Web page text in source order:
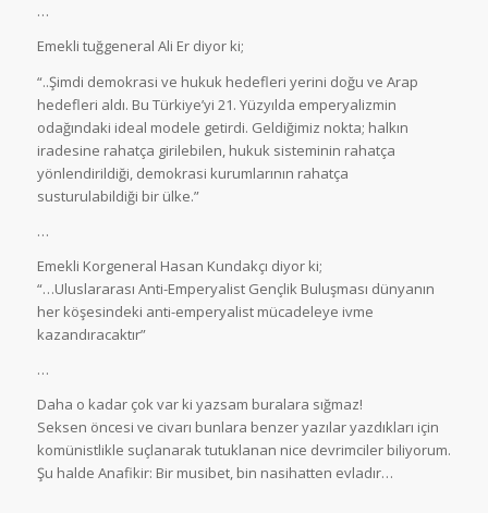
…
Emekli tuğgeneral Ali Er diyor ki;
“..Şimdi demokrasi ve hukuk hedefleri yerini doğu ve Arap
hedefleri aldı. Bu Türkiye’yi 21. Yüzyılda emperyalizmin
odağındaki ideal modele getirdi. Geldiğimiz nokta; halkın
iradesine rahatça girilebilen, hukuk sisteminin rahatça
yönlendirildiği, demokrasi kurumlarının rahatça
susturulabildiği bir ülke.”
…
Emekli Korgeneral Hasan Kundakçı diyor ki;
“…Uluslararası Anti-Emperyalist Gençlik Buluşması dünyanın
her köşesindeki anti-emperyalist mücadeleye ivme
kazandıracaktır”
…
Daha o kadar çok var ki yazsam buralara sığmaz!
Seksen öncesi ve civarı bunlara benzer yazılar yazdıkları için
komünistlikle suçlanarak tutuklanan nice devrimciler biliyorum.
Şu halde Anafikir: Bir musibet, bin nasihatten evladır…